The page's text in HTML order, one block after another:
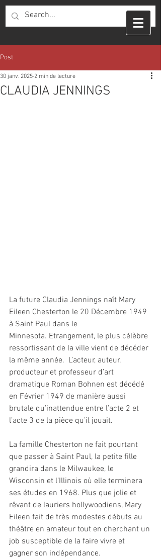
Post
CLAUDIA JENNINGS
30 janv. 2025 2 min de lecture
La future Claudia Jennings naît Mary
Eileen Chesterton le 20 Décembre 1949
à Saint Paul dans le
Minnesota. Etrangement, le plus célèbre
ressortissant de la ville vient de décéder
la même année.  L’acteur, auteur,
producteur et professeur d’art
dramatique Roman Bohnen est décédé
en Février 1949 de manière aussi
brutale qu’inattendue entre l’acte 2 et
l’acte 3 de la pièce qu’il jouait.
La famille Chesterton ne fait pourtant
que passer à Saint Paul, la petite fille
grandira dans le Milwaukee, le
Wisconsin et l’Illinois où elle terminera
ses études en 1968. Plus que jolie et
rêvant de lauriers hollywoodiens, Mary
Eileen fait de très modestes débuts au
théâtre en amateur tout en cherchant un
job susceptible de la faire vivre et
gagner son indépendance.